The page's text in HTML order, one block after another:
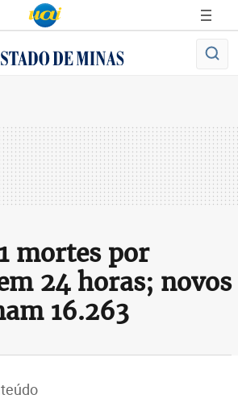
mortes por
24 horas; novos
16.263